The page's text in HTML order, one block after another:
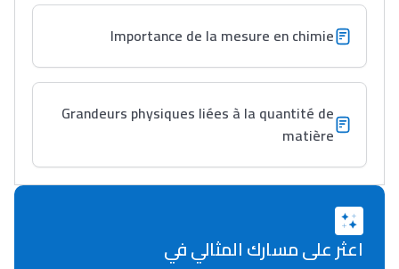
Post-Bac
+ de 78 Sujets
+ de 89 Interviews/Vidéos
ما يزيد عن 149 مهنة
Importance de la mesure en chimie
Grandeurs physiques liées à la quantité de
matière
اعثر على مسارك المثالي في